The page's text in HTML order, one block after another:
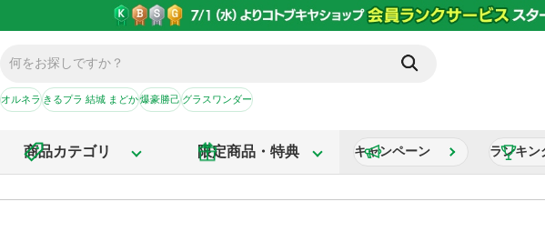
オルネラきるプラ 結城 まどか爆豪勝己グラスワンダー
商品カテゴリ 限定商品・特典 キャンペーン ランキン